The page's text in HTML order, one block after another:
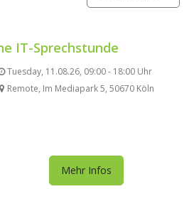
IT-Sprechstunde
Tuesday, 11.08.26, 09:00 - 18:00 Uhr
Remote, Im Mediapark 5, 50670 Köln
Mehr Infos